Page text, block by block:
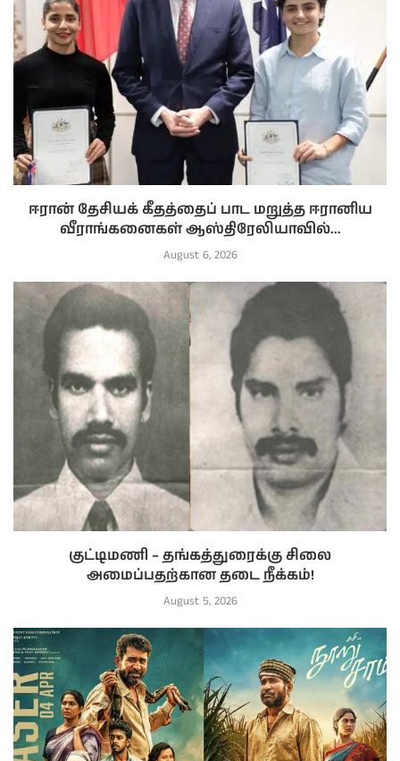
ஈரான் தேசியக் கீதத்தைப் பாட மறுத்த ஈரானிய
வீராங்கனைகள் ஆஸ்திரேலியாவில்...
August 6, 2026
குட்டிமணி – தங்கத்துரைக்கு சிலை
அமைப்பதற்கான தடை நீக்கம்!
August 5, 2026